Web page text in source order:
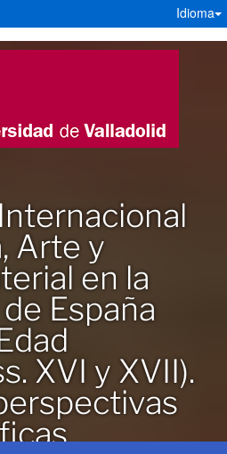
Idioma
Arte y
en la
España
XVI y XVII).